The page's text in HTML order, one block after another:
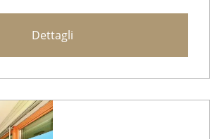
Dettagli